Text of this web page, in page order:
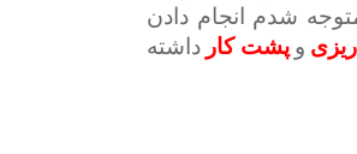
شدم انجام دادن
ریزی وپشت کار داشته